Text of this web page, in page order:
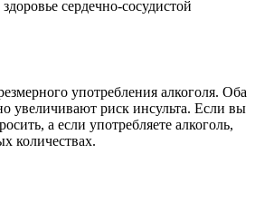
сердечно-сосудистой
употребления алкоголя. Оба
увеличивают риск инсульта. Если вы
а если употребляете алкоголь,
количествах.